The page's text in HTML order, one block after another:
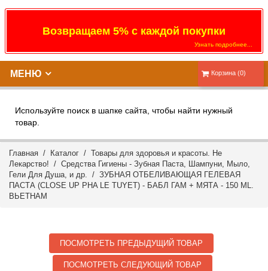
Возвращаем 5% с каждой покупки
Узнать подробнее...
Корзина (0)
МЕНЮ
Используйте поиск в шапке сайта, чтобы найти нужный
товар.
Главная / Каталог / Товары для здоровья и красоты. Не
Лекарство! / Средства Гигиены - Зубная Паста, Шампуни, Мыло,
Гели Для Душа, и др. / ЗУБНАЯ ОТБЕЛИВАЮЩАЯ ГЕЛЕВАЯ
ПАСТА (CLOSE UP PHA LE TUYET) - БАБЛ ГАМ + МЯТА - 150 ML.
ВЬЕТНАМ
ПОСМОТРЕТЬ ПРЕДЫДУЩИЙ ТОВАР
ПОСМОТРЕТЬ СЛЕДУЮЩИЙ ТОВАР